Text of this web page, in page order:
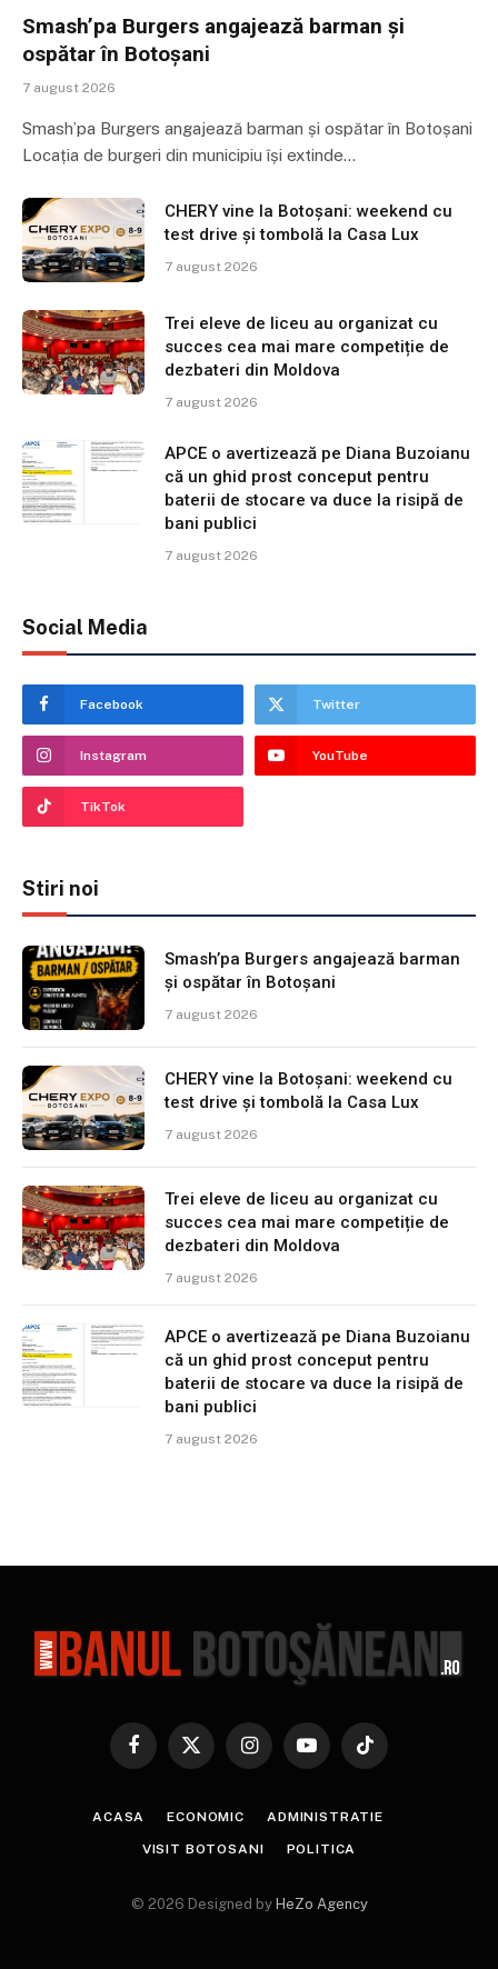
Smash’pa Burgers angajează barman și
ospătar în Botoșani
7 august 2026
Smash’pa Burgers angajează barman și ospătar în Botoșani
Locația de burgeri din municipiu își extinde…
CHERY vine la Botoșani: weekend cu
test drive și tombolă la Casa Lux
7 august 2026
Trei eleve de liceu au organizat cu
succes cea mai mare competiție de
dezbateri din Moldova
7 august 2026
APCE o avertizează pe Diana Buzoianu
că un ghid prost conceput pentru
baterii de stocare va duce la risipă de
bani publici
7 august 2026
Social Media
Facebook Twitter
Instagram YouTube
TikTok
Stiri noi
Smash’pa Burgers angajează barman
și ospătar în Botoșani
7 august 2026
CHERY vine la Botoșani: weekend cu
test drive și tombolă la Casa Lux
7 august 2026
Trei eleve de liceu au organizat cu
succes cea mai mare competiție de
dezbateri din Moldova
7 august 2026
APCE o avertizează pe Diana Buzoianu
că un ghid prost conceput pentru
baterii de stocare va duce la risipă de
bani publici
7 august 2026
Facebook
X
InstagramYouTubeTikTok
ACASA ECONOMIC ADMINISTRATIE
VISIT BOTOSANI POLITICA
© 2026 Designed by HeZo Agency